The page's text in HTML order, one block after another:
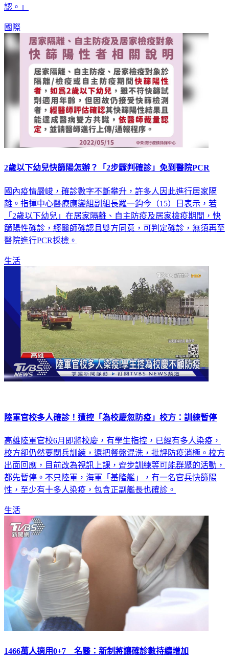
認。」
國際
2歲以下幼兒快篩陽怎辦？「2步驟判確診」免到醫院PCR
國內疫情嚴峻，確診數字不斷攀升，許多人因此進行居家隔
離。指揮中心醫療應變組副組長羅一鈞今（15）日表示，若
「2歲以下幼兒」在居家隔離、自主防疫及居家檢疫期間，快
篩陽性確診，經醫師確認且雙方同意，可判定確診，無須再至
醫院進行PCR採檢。
生活
陸軍官校多人確診！遭控「為校慶忽防疫」校方：訓練暫停
高雄陸軍官校6月即將校慶，有學生指控，已經有多人染疫，
校方卻仍然要閱兵訓練，還把餐盤混洗，批評防疫消極。校方
出面回應，目前改為視訊上課，齊步訓練等可能群聚的活動，
都先暫停。不只陸軍，海軍「基隆艦」，有一名官兵快篩陽
性，至少有十多人染疫，包含正副艦長也確診。
生活
1466萬人適用0+7 名醫：新制將讓確診數持續增加